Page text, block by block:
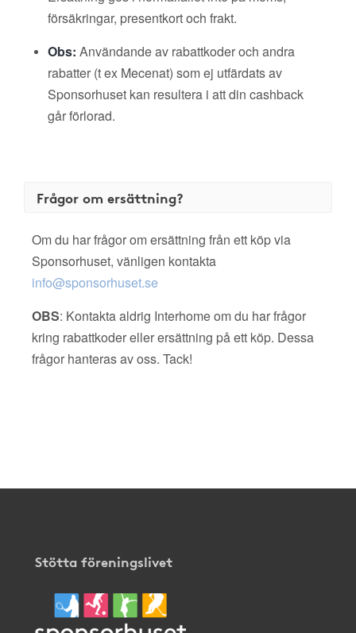
försäkringar, presentkort och frakt.
Obs: Användande av rabattkoder och andra
rabatter (t ex Mecenat) som ej utfärdats av
Sponsorhuset kan resultera i att din cashback
går förlorad.
Frågor om ersättning?
Om du har frågor om ersättning från ett köp via
Sponsorhuset, vänligen kontakta
info@sponsorhuset.se
OBS: Kontakta aldrig Interhome om du har frågor
kring rabattkoder eller ersättning på ett köp. Dessa
frågor hanteras av oss. Tack!
Stötta föreningslivet